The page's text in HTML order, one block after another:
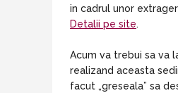
in cadrul unor
Detalii pe site.
Acum va trebui sa va
realizand aceasta
facut „greseala” sa